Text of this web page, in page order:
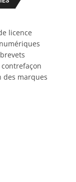
licence
des marques